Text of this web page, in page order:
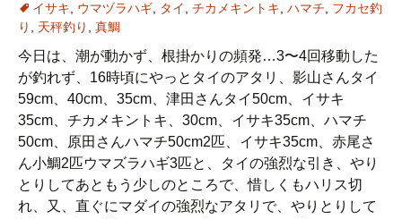
イサキ
ウマヅラハギ タイ チカメキントキ ハマチ
フカセ釣
り
天秤釣り 真鯛
今日は、潮が動かず、根掛かりの頻発…3〜4回移動した
が釣れず、16時頃にやっとタイのアタリ、影山さんタイ
59cm、40cm、35cm、津田さんタイ50cm、イサキ
35cm、チカメキントキ、30cm、イサキ35cm、ハマチ
50cm、原田さんハマチ50cm2匹、イサキ35cm、赤尾さ
ん小鯛2匹ウマズラハギ3匹と、タイの強烈な引き、やり
とりしてあともう少しのところで、惜しくもハリス切
れ、又、直ぐにマダイの強烈なアタリで、やりとりして